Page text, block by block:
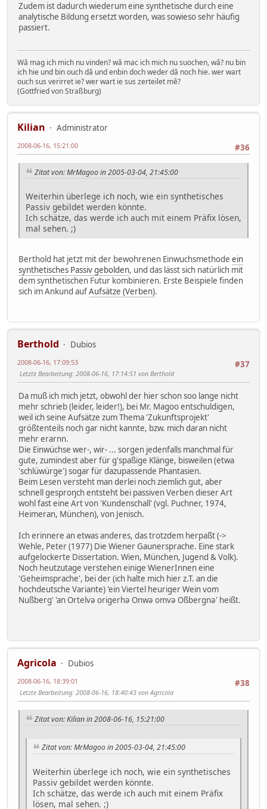
Zudem ist dadurch wiederum eine synthetische durch eine
analytische Bildung ersetzt worden, was sowieso sehr häufig
passiert.
Wâ mag ich mich nu vinden? wâ mac ich mich nu suochen, wâ? nu bin
ich hie und bin ouch dâ und enbin doch weder dâ noch hie. wer wart
ouch sus verirret ie? wer wart ie sus zerteilet mê?
(Gottfried von Straßburg)
Kilian
Administrator
#36
2008-06-16, 15:21:00
Zitat von: MrMagoo in 2005-03-04, 21:45:00
Weiterhin überlege ich noch, wie ein synthetisches
Passiv gebildet werden könnte.
Ich schätze, das werde ich auch mit einem Präfix lösen,
mal sehen. ;)
Berthold hat jetzt mit der bewohrenen Einwuchsmethode ein
synthetisches Passiv gebolden, und das lässt sich natürlich mit
dem synthetischen Futur kombinieren. Erste Beispiele finden
sich im Ankund aufAufsätze (Verben).
Berthold
Dubios
#37
2008-06-16, 17:09:53
Letzte Bearbeitung: 2008-06-16, 17:14:51 von Berthold
Da muß ich mich jetzt, obwohl der hier schon soo lange nicht
mehr schrieb (leider, leider!), bei Mr. Magoo entschuldigen,
weil ich seine Aufsätze zum Thema 'Zukunftsprojekt'
größtenteils noch gar nicht kannte, bzw. mich daran nicht
mehr erarnn.
Die Einwüchse wer-, wir- ... sorgen jedenfalls manchmal für
gute, zumindest aber für g'spaßige Klänge, bisweilen (etwa
'schlüwürge') sogar für dazupassende Phantasien.
Beim Lesen versteht man derlei noch ziemlich gut, aber
schnell gesproŋch entsteht bei passiven Verben dieser Art
wohl fast eine Art von 'Kundenschall' (vgl. Puchner, 1974,
Heimeran, München), von Jenisch.
Ich erinnere an etwas anderes, das trotzdem herpaßt (->
Wehle, Peter (1977) Die Wiener Gaunersprache. Eine stark
aufgelockerte Dissertation. Wien, München, Jugend & Volk).
Noch heutzutage verstehen einige WienerInnen eine
'Geheimsprache', bei der (ich halte mich hier z.T. an die
hochdeutsche Variante) 'ein Viertel heuriger Wein vom
Nußberg' 'an Ortelvә origerhә Onwә omvә Oßbergnә' heißt.
Agricola
Dubios
#38
2008-06-16, 18:39:01
Letzte Bearbeitung: 2008-06-16, 18:40:43 von Agricola
Zitat von: Kilian in 2008-06-16, 15:21:00
Zitat von: MrMagoo in 2005-03-04, 21:45:00
Weiterhin überlege ich noch, wie ein synthetisches
Passiv gebildet werden könnte.
Ich schätze, das werde ich auch mit einem Präfix
lösen, mal sehen. ;)